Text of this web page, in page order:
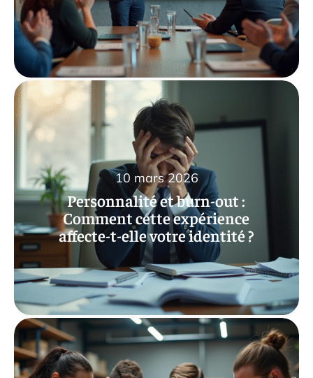
Personnalité et burn-out :
Comment cette expérience
affecte-t-elle votre identité ?
10 mars 2026